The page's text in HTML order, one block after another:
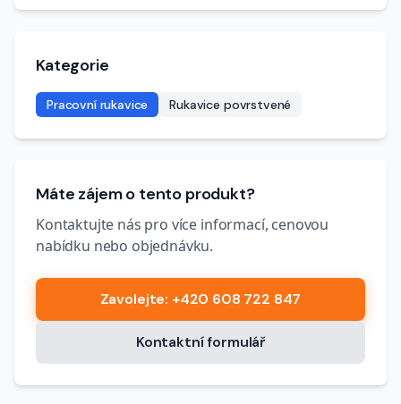
Kategorie
Pracovní rukavice Rukavice povrstvené
Máte zájem o tento produkt?
Kontaktujte nás pro více informací, cenovou
nabídku nebo objednávku.
Zavolejte: +420 608 722 847
Kontaktní formulář